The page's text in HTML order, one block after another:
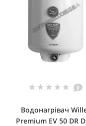
0
Водонагрівач
Premium EV 50 DR